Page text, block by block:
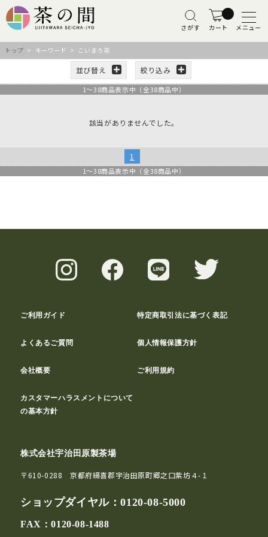
さがす カート メニュー
トップ > キーワード > こいまろ茶
並び替え 絞り込み
1～38商品表示中（全38商品中）
該当がありませんでした。
1
1～38商品表示中（全38商品中）
ご利用ガイド 特定商取引法に基づく表記
よくあるご質問 個人情報保護方針
会社概要 ご利用規約
カスタマーハラスメントについて
の基本方針
株式会社宇治田原製茶場
〒610-0288 京都府綴喜郡宇治田原町郷之口紫坊４-１
ショップダイヤル：0120-08-5000
FAX：0120-08-1488